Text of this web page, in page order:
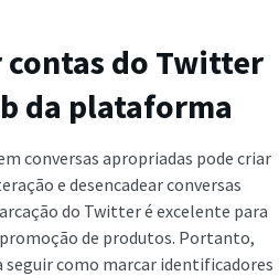
contas do Twitter
da plataforma
conversas apropriadas pode criar
e desencadear conversas
do Twitter é excelente para
de produtos. Portanto,
seguir como marcar identificadores